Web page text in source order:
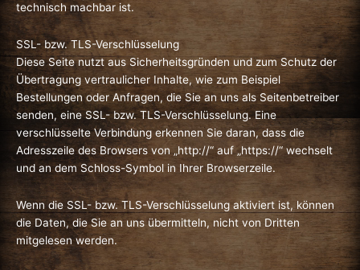
technisch machbar ist.
SSL- bzw. TLS-Verschlüsselung
Diese Seite nutzt aus Sicherheitsgründen und zum Schutz der
Übertragung vertraulicher Inhalte, wie zum Beispiel
Bestellungen oder Anfragen, die Sie an uns als Seitenbetreiber
senden, eine SSL- bzw. TLS-Verschlüsselung. Eine
verschlüsselte Verbindung erkennen Sie daran, dass die
Adresszeile des Browsers von „http://“ auf „https://“ wechselt
und an dem Schloss-Symbol in Ihrer Browserzeile.
Wenn die SSL- bzw. TLS-Verschlüsselung aktiviert ist, können
die Daten, die Sie an uns übermitteln, nicht von Dritten
mitgelesen werden.